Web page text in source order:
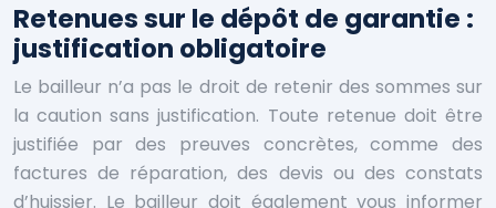
Retenues sur le dépôt de garantie :
justification obligatoire
Le bailleur n’a pas le droit de retenir des sommes sur
la caution sans justification. Toute retenue doit être
justifiée par des preuves concrètes, comme des
factures de réparation, des devis ou des constats
d’huissier. Le bailleur doit également vous informer